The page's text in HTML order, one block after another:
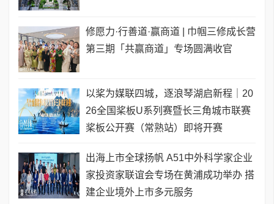
修愿力·行善道·赢商道 | 巾帼三修成长营
第三期「共赢商道」专场圆满收官
以桨为媒联四城，逐浪琴湖启新程｜20
26全国桨板U系列赛暨长三角城市联赛
桨板公开赛（常熟站）即将开赛
出海上市全球扬帆 A51中外科学家企业
家投资家联谊会专场在黄浦成功举办 搭
建企业境外上市多元服务